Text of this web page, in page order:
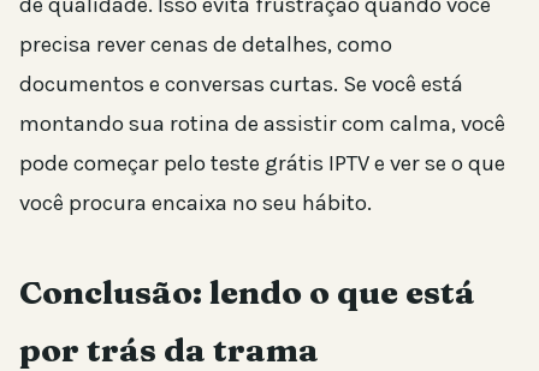
precisa rever cenas de detalhes, como
documentos e conversas curtas. Se você está
montando sua rotina de assistir com calma, você
pode começar pelo teste grátis IPTV e ver se o que
você procura encaixa no seu hábito.
Conclusão: lendo o que está
por trás da trama